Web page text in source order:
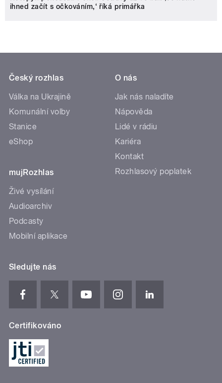
ihned začít s očkováním,‘ říká primářka
Český rozhlas
Válka na Ukrajině
Komunální volby
Stanice
eShop
mujRozhlas
Živé vysílání
Audioarchiv
Podcasty
Mobilní aplikace
O nás
Jak nás naladíte
Nápověda
Lidé v rádiu
Kariéra
Kontakt
Rozhlasový poplatek
Sledujte nás
Certifikováno